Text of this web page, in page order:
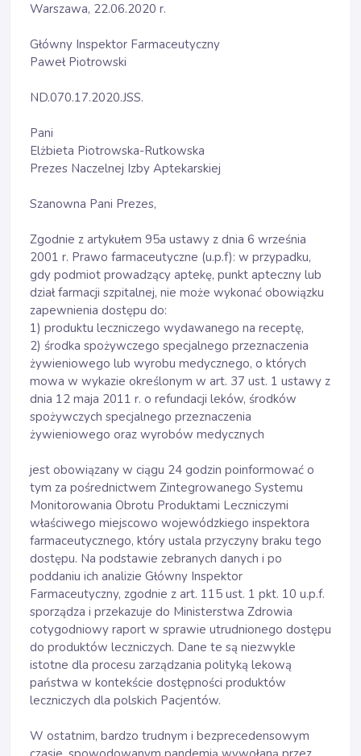
Warszawa, 22.06.2020 r.
Główny Inspektor Farmaceutyczny
Paweł Piotrowski
ND.070.17.2020.JSS.
Pani
Elżbieta Piotrowska-Rutkowska
Prezes Naczelnej Izby Aptekarskiej
Szanowna Pani Prezes,
Zgodnie z artykułem 95a ustawy z dnia 6 września
2001 r. Prawo farmaceutyczne (u.p.f): w przypadku,
gdy podmiot prowadzący aptekę, punkt apteczny lub
dział farmacji szpitalnej, nie może wykonać obowiązku
zapewnienia dostępu do:
1) produktu leczniczego wydawanego na receptę,
2) środka spożywczego specjalnego przeznaczenia
żywieniowego lub wyrobu medycznego, o których
mowa w wykazie określonym w art. 37 ust. 1 ustawy z
dnia 12 maja 2011 r. o refundacji leków, środków
spożywczych specjalnego przeznaczenia
żywieniowego oraz wyrobów medycznych
jest obowiązany w ciągu 24 godzin poinformować o
tym za pośrednictwem Zintegrowanego Systemu
Monitorowania Obrotu Produktami Leczniczymi
właściwego miejscowo wojewódzkiego inspektora
farmaceutycznego, który ustala przyczyny braku tego
dostępu. Na podstawie zebranych danych i po
poddaniu ich analizie Główny Inspektor
Farmaceutyczny, zgodnie z art. 115 ust. 1 pkt. 10 u.p.f.
sporządza i przekazuje do Ministerstwa Zdrowia
cotygodniowy raport w sprawie utrudnionego dostępu
do produktów leczniczych. Dane te są niezwykle
istotne dla procesu zarządzania polityką lekową
państwa w kontekście dostępności produktów
leczniczych dla polskich Pacjentów.
W ostatnim, bardzo trudnym i bezprecedensowym